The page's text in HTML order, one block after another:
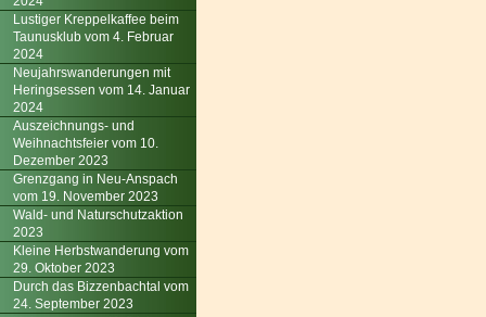
Lustiger Kreppelkaffee beim
Taunusklub vom 4. Februar
2024
Neujahrswanderungen mit
Heringsessen vom 14. Januar
2024
Auszeichnungs- und
Weihnachtsfeier vom 10.
Dezember 2023
Grenzgang in Neu-Anspach
vom 19. November 2023
Wald- und Naturschutzaktion
2023
Kleine Herbstwanderung vom
29. Oktober 2023
Durch das Bizzenbachtal vom
24. September 2023